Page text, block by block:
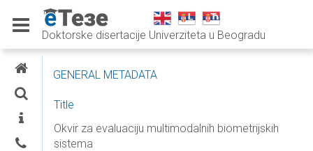
Doktorske disertacije Univerziteta u Beogradu
E-THESES
CONTACTS
GENERAL METADATA
Title
Okvir za evaluaciju multimodalnih biometrijskih
sistema